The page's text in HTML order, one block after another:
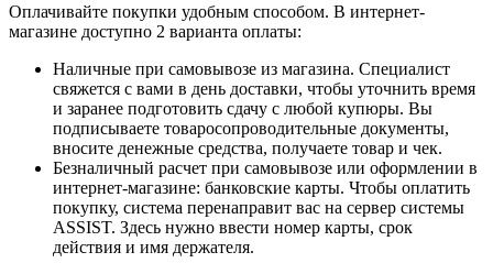
Оплачивайте покупки удобным способом. В интернет-
магазине доступно 2 варианта оплаты:
Наличные при самовывозе из магазина. Специалист
свяжется с вами в день доставки, чтобы уточнить время
и заранее подготовить сдачу с любой купюры. Вы
подписываете товаросопроводительные документы,
вносите денежные средства, получаете товар и чек.
Безналичный расчет при самовывозе или оформлении в
интернет-магазине: банковские карты. Чтобы оплатить
покупку, система перенаправит вас на сервер системы
ASSIST. Здесь нужно ввести номер карты, срок
действия и имя держателя.